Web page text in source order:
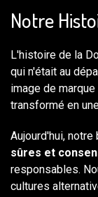
Notre
L'histoire de la
qui n'était au
image de
transformé en
Aujourd'hui,
sûres et
responsables.
cultures